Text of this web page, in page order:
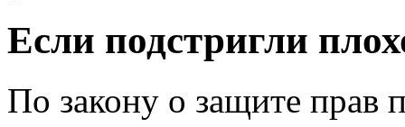
Если подстригли
По закону о защите прав